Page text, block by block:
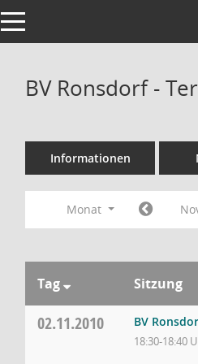
Toggle navigation
BV Ronsdorf -
Informationen
Monat
Tag Sitzung
02.11.2010 BV
18:30-18:40